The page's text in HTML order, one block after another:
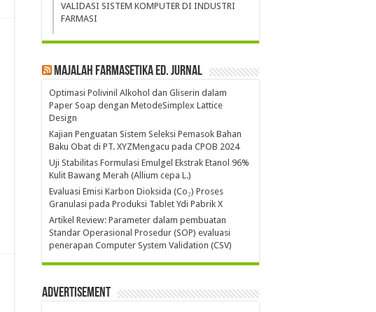
VALIDASI SISTEM KOMPUTER DI INDUSTRI
FARMASI
Majalah Farmasetika Ed. Jurnal
Optimasi Polivinil Alkohol dan Gliserin dalam
Paper Soap dengan MetodeSimplex Lattice
Design
Kajian Penguatan Sistem Seleksi Pemasok Bahan
Baku Obat di PT. XYZMengacu pada CPOB 2024
Uji Stabilitas Formulasi Emulgel Ekstrak Etanol 96%
Kulit Bawang Merah (Allium cepa L.)
Evaluasi Emisi Karbon Dioksida (Co₂) Proses
Granulasi pada Produksi Tablet Ydi Pabrik X
Artikel Review: Parameter dalam pembuatan
Standar Operasional Prosedur (SOP) evaluasi
penerapan Computer System Validation (CSV)
Advertisement